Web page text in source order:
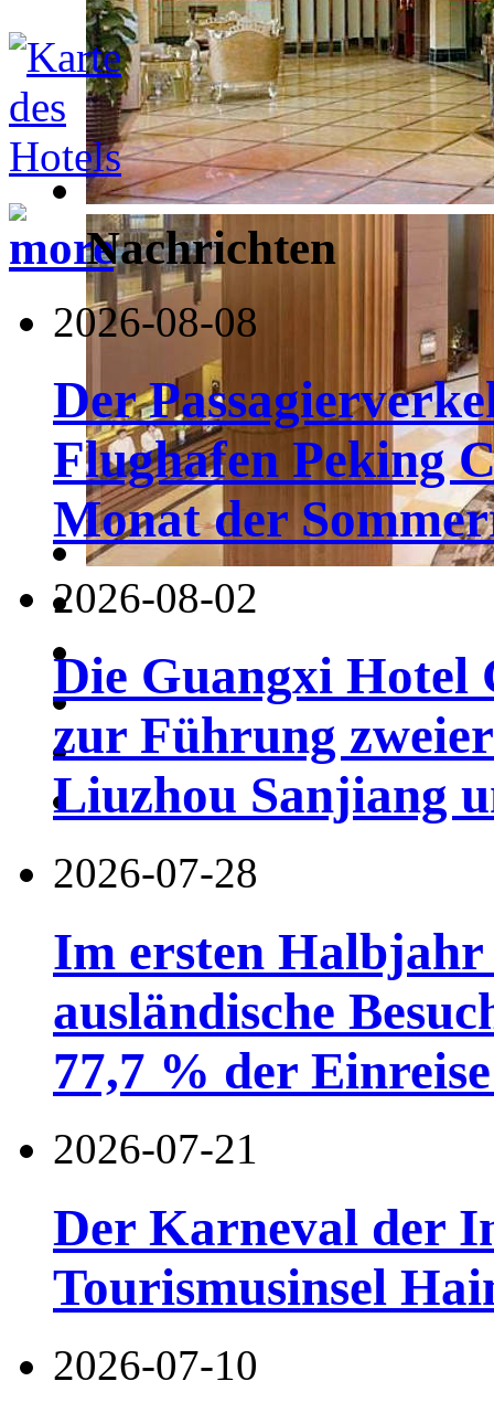
Nachrichten
2026-08-08
Der
Flughafen Peking
Monat der
2026-08-02
Die Guangxi Hotel
zur Führung
Liuzhou Sanjiang
2026-07-28
Im ersten
ausländische
77,7 % der
2026-07-21
Der Karneval der
Tourismusinsel
2026-07-10